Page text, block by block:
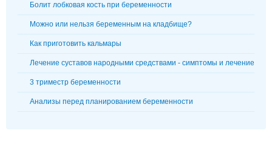
Болит лобковая кость при беременности
Можно или нельзя беременным на кладбище?
Как приготовить кальмары
Лечение суставов народными средствами - симптомы и лечение
3 триместр беременности
Анализы перед планированием беременности